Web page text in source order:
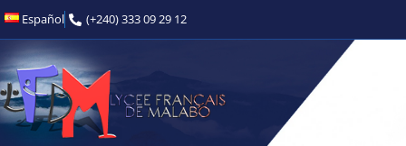
Español (+240) 333 09 29 12